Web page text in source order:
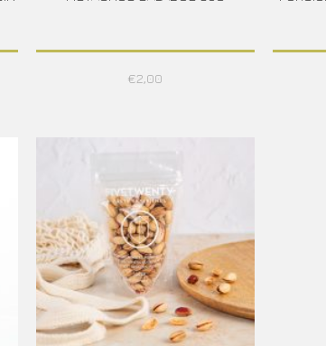
€2,00